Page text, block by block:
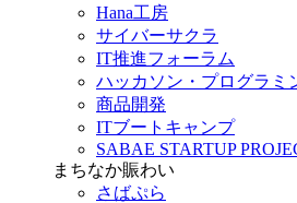
Hana工房
サイバーサクラ
IT推進フォーラム
ハッカソン・プログラミ
商品開発
ITブートキャンプ
SABAE STARTUP
まちなか賑わい
さばぷら